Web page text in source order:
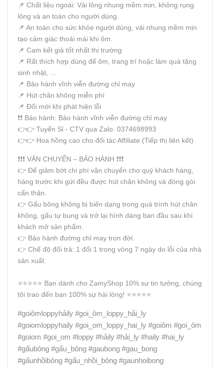
📌 Chất liệu ngoài: Vải lông nhung mềm mịn, không rụng
lông và an toàn cho người dùng.
📌 An toàn cho sức khỏe người dùng, vải nhung mềm mịn
tạo cảm giác thoải mái khi ôm.
📌 Cam kết giá tốt nhất thị trường
📌 Rất thích hợp dùng để ôm, trang trí hoặc làm quà tặng
sinh nhật, ...
📌 Bảo hành vĩnh viễn đường chỉ may
📌 Hút chân không miễn phí
📌 Đổi mới khi phát hiện lỗi
❗️❗️ Bảo hành: Bảo hành vĩnh viễn đường chỉ may
👉👉 Tuyển Sỉ - CTV qua Zalo: 0374698993
👉👉 Hoa hồng cao cho đối tác Affiliate (Tiếp thị liên kết)
❗️❗️❗️ VẬN CHUYỂN – BẢO HÀNH ❗️❗️❗️
👉 Để giảm bớt chi phí vận chuyển cho quý khách hàng,
hàng trước khi gửi đều được hút chân không và đóng gói
cẩn thận.
👉 Gấu bông không bị biến dạng trong quá trình hút chân
không, gấu tự bung và trở lại hình dáng ban đầu sau khi
khách mở sản phẩm.
👉 Bảo hành đường chỉ may trọn đời.
👉 Chế độ đổi trả: 1 đổi 1 trong vòng 7 ngày do lỗi của nhà
sản xuất.
⭐️⭐️⭐️⭐️⭐️ Bạn dành cho ZamyShop 10% sự tin tưởng, chúng
tôi trao đến bạn 100% sự hài lòng! ⭐️⭐️⭐️⭐️⭐️
#goiômloppyhảily #goi_ôm_loppy_hải_ly
#goiomloppyhaily #goi_om_loppy_hai_ly #goiôm #goi_ôm
#goiom #goi_om #loppy #hảily #hải_ly #haily #hai_ly
#gấubông #gấu_bông #gaubong #gau_bong
#gấunhồibông #gấu_nhồi_bông #gaunhoibong